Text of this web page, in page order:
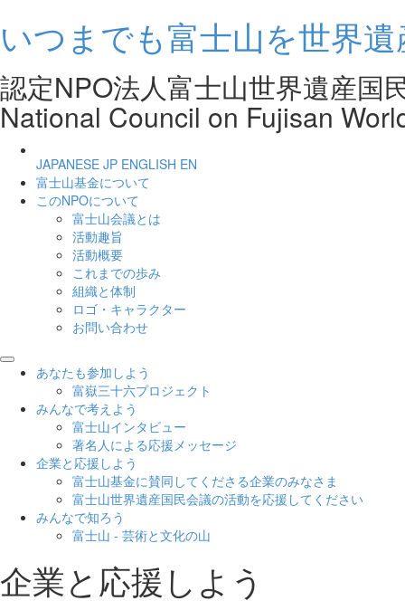
いつまでも富士山を世界
認定NPO法人富士山世界遺産
National Council on Fujisan
JAPANESE JP ENGLISH EN
富士山基金について
このNPOについて
富士山会議とは
活動趣旨
活動概要
これまでの歩み
組織と体制
ロゴ・キャラクター
お問い合わせ
あなたも参加しよう
富嶽三十六プロジェクト
みんなで考えよう
富士山インタビュー
著名人による応援メッセージ
企業と応援しよう
富士山基金に賛同してくださる企業のみなさま
富士山世界遺産国民会議の活動を応援してください
みんなで知ろう
富士山 - 芸術と文化の山
企業と応援しよう